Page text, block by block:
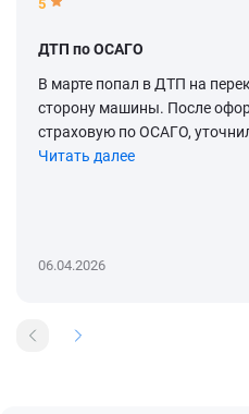
5
ДТП по ОСАГО
В марте попал в ДТП на
сторону машины. После
страховую по ОСАГО,
Читать далее
06.04.2026